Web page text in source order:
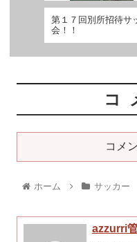
第１７回別所招待サ
会！！
コ
コメ
ホーム サッカー
azzurri